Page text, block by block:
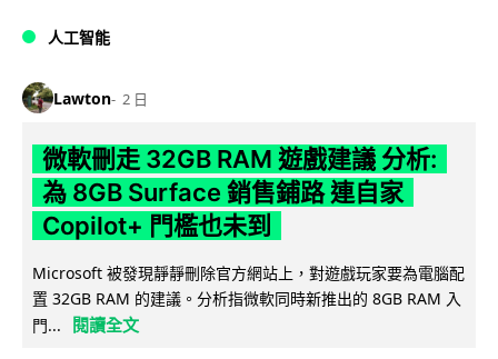
人工智能
Lawton 2 日
微軟刪走 32GB RAM 遊戲建議 分析:
為 8GB Surface 銷售鋪路 連自家
Copilot+ 門檻也未到
Microsoft 被發現靜靜刪除官方網站上，對遊戲玩家要為電腦配
置 32GB RAM 的建議。分析指微軟同時新推出的 8GB RAM 入
門...
閱讀全文